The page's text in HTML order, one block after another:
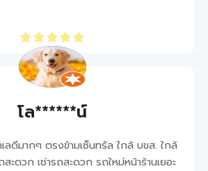
โล******น์
ลดีมากๆ ตรงข้ามเซ็นทรัล ใกล้ บขส. ใกล้
ะดวก เช่ารถสะดวก รถใหม่หน้าร้านเยอะ